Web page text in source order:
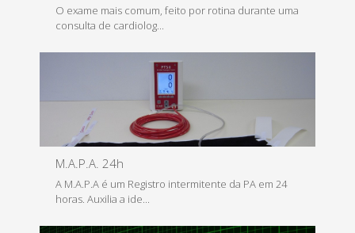
O exame mais comum, feito por rotina durante uma
consulta de cardiolog...
Saiba Mais
M.A.P.A. 24h
A M.A.P.A é um Registro intermitente da PA em 24
horas. Auxilia a ide...